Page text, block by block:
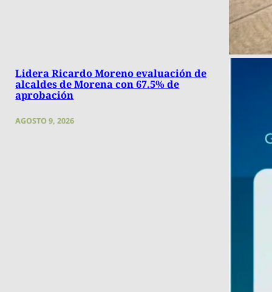
Lidera Ricardo Moreno evaluación de
alcaldes de Morena con 67.5% de
aprobación
AGOSTO 9, 2026